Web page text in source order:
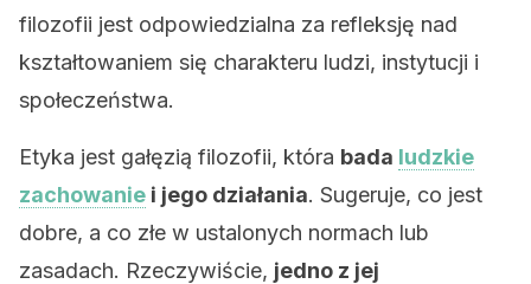
filozofii jest odpowiedzialna za refleksję nad
kształtowaniem się charakteru ludzi, instytucji i
społeczeństwa.
Etyka jest gałęzią filozofii, która bada ludzkie
zachowanie i jego działania. Sugeruje, co jest
dobre, a co złe w ustalonych normach lub
zasadach. Rzeczywiście, jedno z jej